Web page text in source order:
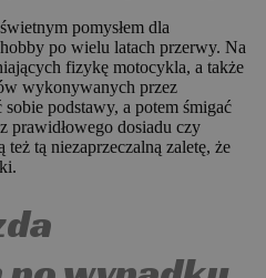
pomysłem dla
po wielu latach przerwy. Na
fizykę motocykla, a także
wykonywanych przez
podstawy, a potem śmigać
prawidłowego dosiadu czy
tą niezaprzeczalną zaletę, że